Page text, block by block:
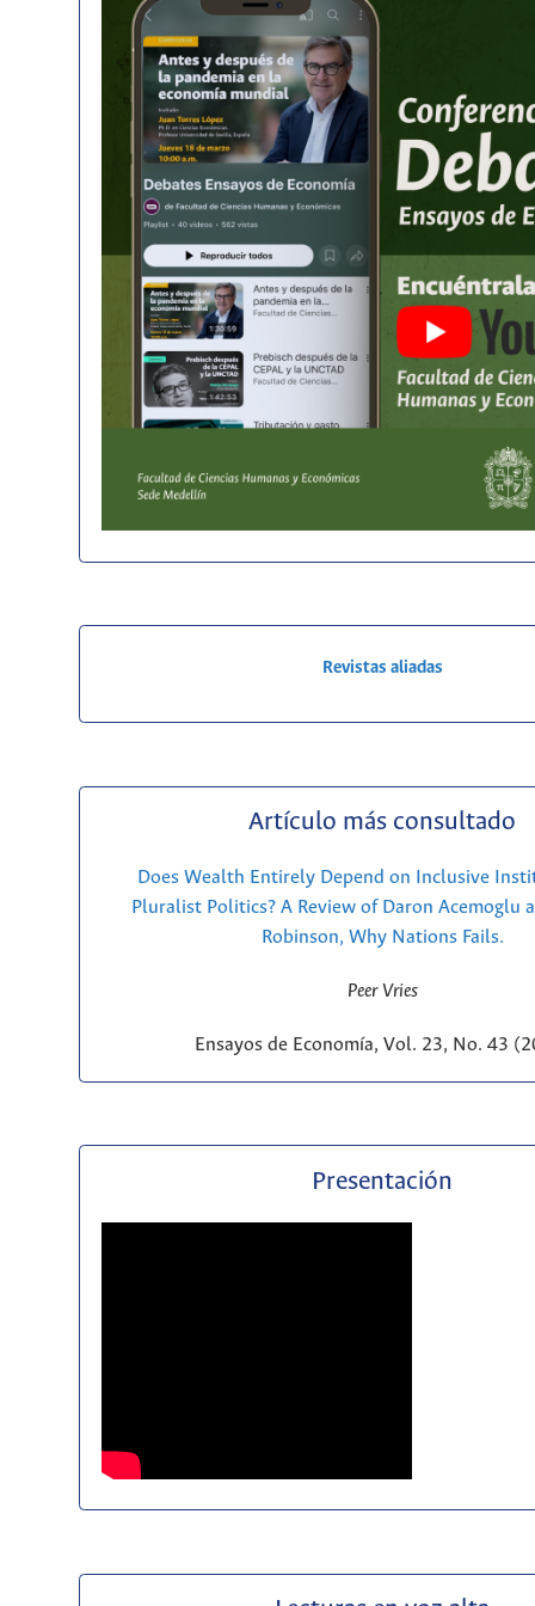
Revistas aliadas
Artículo más consultado
Does Wealth Entirely Depend on Inclusive
Pluralist Politics? A Review of Daron Acemoglu
Robinson, Why Nations Fails.
Peer Vries
Ensayos de Economía, Vol. 23, No. 43
Presentación